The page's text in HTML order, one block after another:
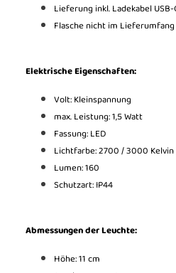
Lieferung inkl. Ladekabel USB-
Flasche nicht im Lieferumfang
Elektrische Eigenschaften:
Volt: Kleinspannung
max. Leistung: 1,5 Watt
Fassung: LED
Lichtfarbe: 2700 / 3000
Lumen: 160
Schutzart: IP44
Abmessungen der Leuchte:
Höhe: 11 cm